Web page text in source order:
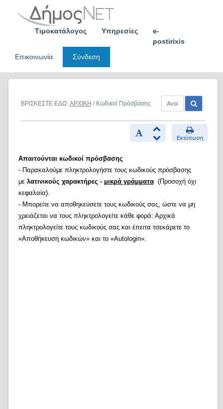
Τιμοκατάλογος Υπηρεσίες
e-
postirixis
Επικοινωνία
Σύνδεση
ΒΡΙΣΚΕΣΤΕ ΕΔΩ: ΑΡΧΙΚΗ / Κωδικοί Πρόσβασης
Εκτύπωση
Απαιτούνται κωδικοί πρόσβασης
- Παρακαλούμε πληκτρολογήστε τους κωδικούς πρόσβασης
με λατινικούς χαρακτήρες - μικρά γράμματα(Προσοχή όχι
κεφαλαία).
- Μπορείτε να αποθηκεύσετε τους κωδικούς σας, ώστε να μη
χρειάζεται να τους πληκτρολογείτε κάθε φορά: Αρχικά
πληκτρολογείτε τους κωδικούς σας και έπειτα τσεκάρετε το
«Αποθήκευση κωδικών» και το «Autologin».